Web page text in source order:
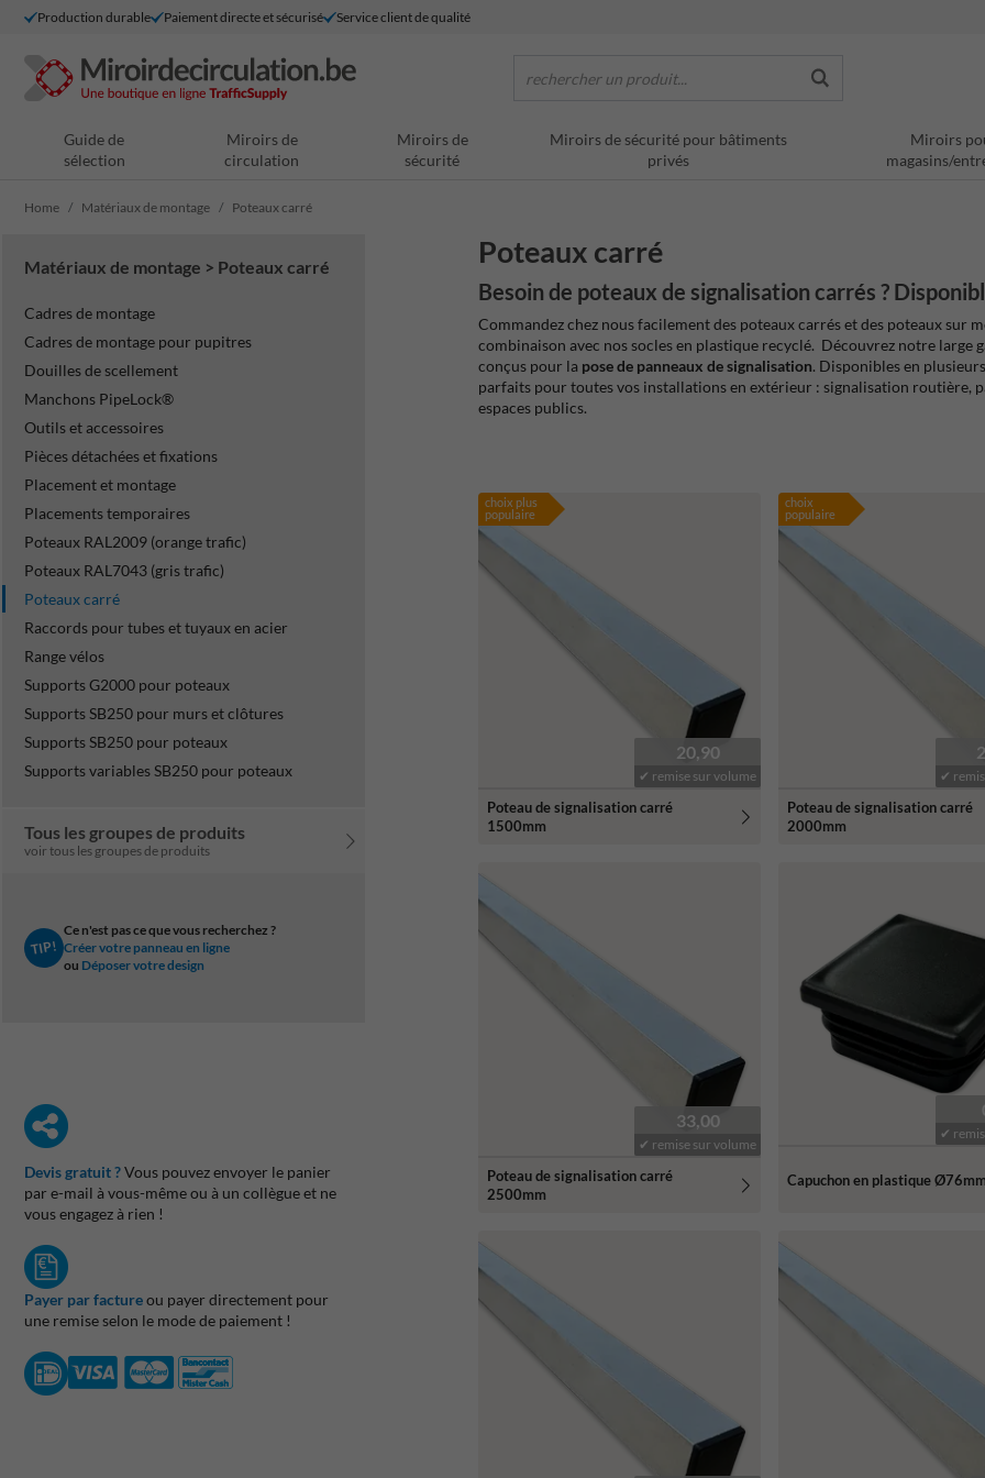
Production durable Paiement directe et sécurisé Service client de qualité
rechercher un produit...
Guide de
sélection
Miroirs de
circulation
Miroirs de
sécurité
Miroirs de sécurité pour bâtiments
privés
Miroirs
magasins/
Home Matériaux de montage Poteaux carré
Matériaux de montage > Poteaux carré
Cadres de montage
Cadres de montage pour pupitres
Douilles de scellement
Manchons PipeLock®
Outils et accessoires
Pièces détachées et fixations
Placement et montage
Placements temporaires
Poteaux RAL2009 (orange trafic)
Poteaux RAL7043 (gris trafic)
Poteaux carré
Raccords pour tubes et tuyaux en acier
Range vélos
Supports G2000 pour poteaux
Supports SB250 pour murs et clôtures
Supports SB250 pour poteaux
Supports variables SB250 pour poteaux
Tous les groupes de produits
voir tous les groupes de produits
TIP!
Ce n'est pas ce que vous recherchez ?
Créer votre panneau en ligne
ou Déposer votre design
Devis gratuit ?Vous pouvez envoyer le panier
par e-mail à vous-même ou à un collègue et ne
vous engagez à rien !
Payer par factureou payer directement pour
une remise selon le mode de paiement !
Poteaux carré
Besoin de poteaux de signalisation carrés ?
Commandez chez nous facilement des poteaux carrés et des poteaux sur
combinaison avec nos socles en plastique recyclé. Découvrez notre large
conçus pour la pose de panneaux de signalisation. Disponibles en
parfaits pour toutes vos installations en extérieur : signalisation routière,
espaces publics.
choix plus
populaire
20,90
✔ remise sur volume
Poteau de signalisation carré
1500mm
choix
populaire
✔
Poteau de signalisation carré
2000mm
33,00
✔ remise sur volume
Poteau de signalisation carré
2500mm
✔
Capuchon en plastique